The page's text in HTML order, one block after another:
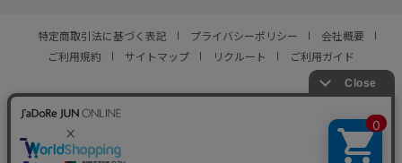
特定商取引法に基づく表記 プライバシーポリシー
会社概要
ご利用規約
サイトマップ リクルート ご利用ガイド
© JUN CO.,LTD. ALL RIGHTS RESERVED.